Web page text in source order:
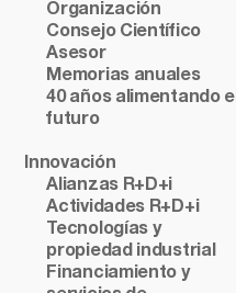
Organización
Consejo Científico
Asesor
Memorias anuales
40 años alimentando el
futuro
Innovación
Alianzas R+D+i
Actividades R+D+i
Tecnologías y
propiedad industrial
Financiamiento y